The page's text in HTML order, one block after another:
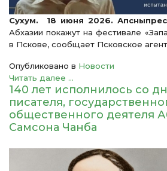
Сухум. 18 июня 2026.
Абхазии покажут на фестивале
в Пскове, сообщает Псковское
Опубликовано в Новости
Читать далее ...
140 лет исполнилось со
писателя,
общественного деятеля
Самсона Чанба